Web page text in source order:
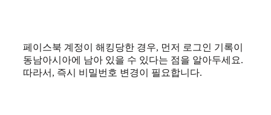
페이스북 계정이 해킹당한 경우, 먼저 로그인 기록이
동남아시아에 남아 있을 수 있다는 점을 알아두세요.
따라서, 즉시 비밀번호 변경이 필요합니다.